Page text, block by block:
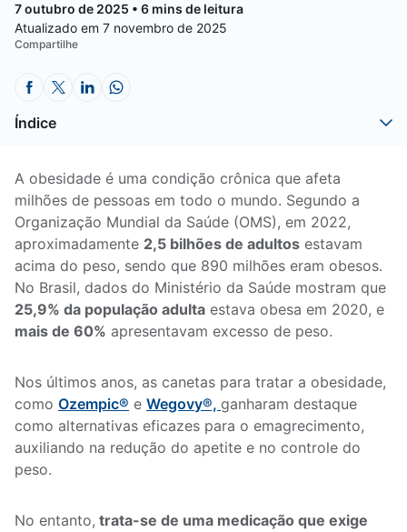
7 outubro de 2025 • 6 mins de leitura
Atualizado em 7 novembro de 2025
Compartilhe
Índice
A obesidade é uma condição crônica que afeta
milhões de pessoas em todo o mundo. Segundo a
Organização Mundial da Saúde (OMS), em 2022,
aproximadamente 2,5 bilhões de adultos estavam
acima do peso, sendo que 890 milhões eram obesos.
No Brasil, dados do Ministério da Saúde mostram que
25,9% da população adulta estava obesa em 2020, e
mais de 60% apresentavam excesso de peso.
Nos últimos anos, as canetas para tratar a obesidade,
como Ozempic® e Wegovy®, ganharam destaque
como alternativas eficazes para o emagrecimento,
auxiliando na redução do apetite e no controle do
peso.
No entanto, trata-se de uma medicação que exige